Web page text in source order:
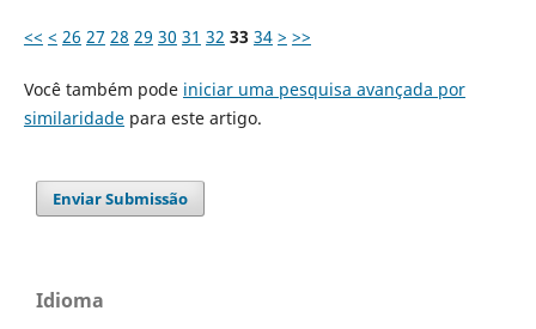
<< < 26 27 28 29 30 31 32 33 34 > >>
Você também pode iniciar uma pesquisa avançada por
similaridadepara este artigo.
Enviar Submissão
Idioma